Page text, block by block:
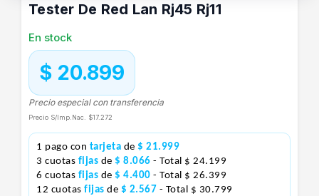
Tester De Red Lan Rj45 Rj11
En stock
$ 20.899
Precio especial con transferencia
Precio S/Imp.Nac. $17.272
1 pago con tarjeta de $ 21.999
3 cuotas fijas de $ 8.066 - Total $ 24.199
6 cuotas fijas de $ 4.400 - Total $ 26.399
12 cuotas fijas de $ 2.567 - Total $ 30.799